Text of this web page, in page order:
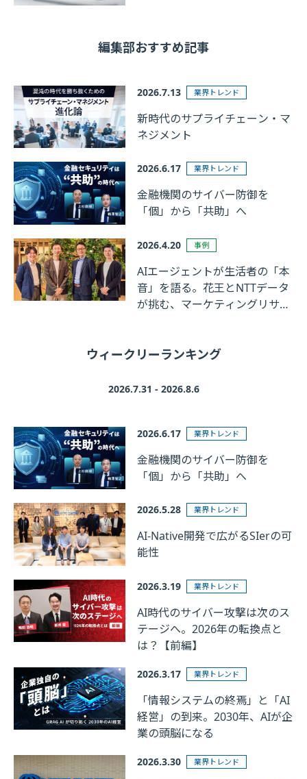
編集部おすすめ記事
2026.7.13 業界トレンド
新時代のサプライチェーン・マ
ネジメント
2026.6.17 業界トレンド
金融機関のサイバー防御を
「個」から「共助」へ
2026.4.20 事例
AIエージェントが生活者の「本
音」を語る。花王とNTTデータ
が挑む、マーケティングリサー
ウィークリーランキング
2026.7.31 - 2026.8.6
2026.6.17 業界トレンド
金融機関のサイバー防御を
「個」から「共助」へ
2026.5.28 業界トレンド
AI-Native開発で広がるSIerの可
能性
2026.3.19 業界トレンド
AI時代のサイバー攻撃は次のス
テージへ。2026年の転換点と
は？【前編】
2026.3.17 業界トレンド
「情報システムの終焉」と「AI
経営」の到来。2030年、AIが企
業の頭脳になる
2026.3.30 業界トレンド